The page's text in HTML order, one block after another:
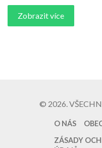
poskytujeme komplexní
po alkoholovém excesu.
Zobrazit více
© 2026.
O NÁS
ZÁSADY